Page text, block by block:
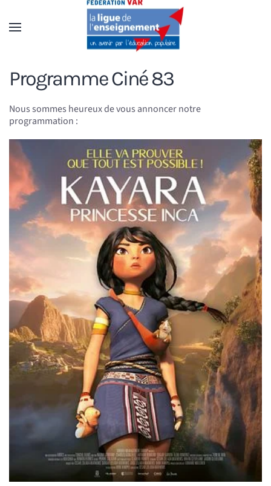
Accéder au contenu principal
Programme Ciné 83
Nous sommes heureux de vous annoncer notre
programmation :